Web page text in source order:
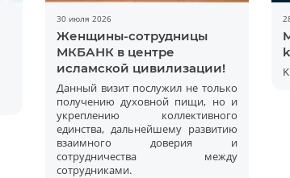
30 июля 2026
Женщины-сотрудницы
МКБАНК в центре
исламской цивилизации!
Данный визит послужил не только
получению духовной пищи, но и
укреплению коллективного
единства, дальнейшему развитию
взаимного доверия и
сотрудничества между
сотрудниками.